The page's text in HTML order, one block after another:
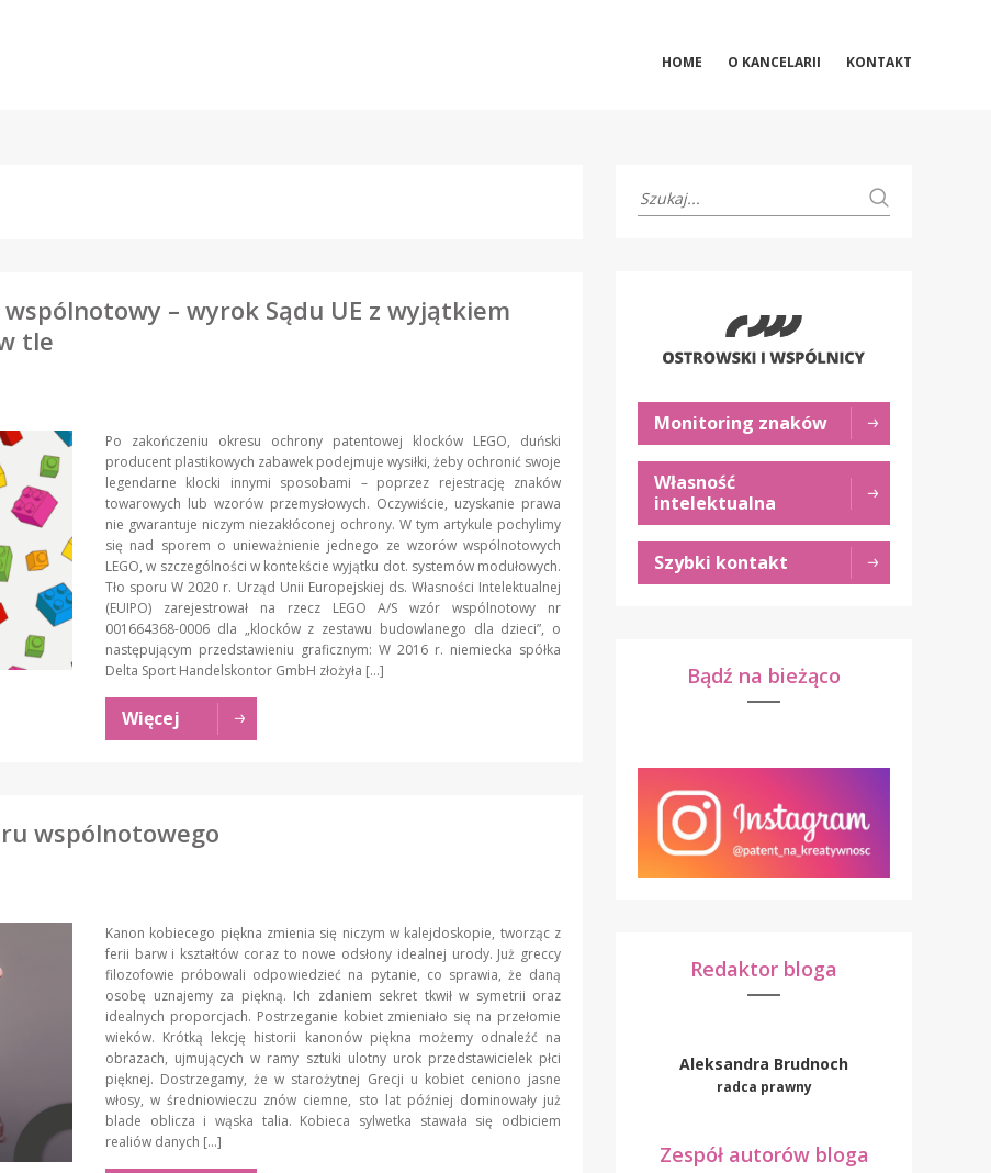
HOME O KANCELARII KONTAKT
– wyrok Sądu UE z wyjątkiem
tle
Po zakończeniu okresu ochrony patentowej klocków LEGO, duński
producent plastikowych zabawek podejmuje wysiłki, żeby ochronić swoje
legendarne klocki innymi sposobami – poprzez rejestrację znaków
towarowych lub wzorów przemysłowych. Oczywiście, uzyskanie prawa
nie gwarantuje niczym niezakłóconej ochrony. W tym artykule pochylimy
się nad sporem o unieważnienie jednego ze wzorów wspólnotowych
LEGO, w szczególności w kontekście wyjątku dot. systemów modułowych.
Tło sporu W 2020 r. Urząd Unii Europejskiej ds. Własności Intelektualnej
(EUIPO) zarejestrował na rzecz LEGO A/S wzór wspólnotowy nr
001664368-0006 dla „klocków z zestawu budowlanego dla dzieci”, o
następującym przedstawieniu graficznym: W 2016 r. niemiecka spółka
Delta Sport Handelskontor GmbH złożyła […]
Więcej
wspólnotowego
Kanon kobiecego piękna zmienia się niczym w kalejdoskopie, tworząc z
ferii barw i kształtów coraz to nowe odsłony idealnej urody. Już greccy
filozofowie próbowali odpowiedzieć na pytanie, co sprawia, że daną
osobę uznajemy za piękną. Ich zdaniem sekret tkwił w symetrii oraz
idealnych proporcjach. Postrzeganie kobiet zmieniało się na przełomie
wieków. Krótką lekcję historii kanonów piękna możemy odnaleźć na
obrazach, ujmujących w ramy sztuki ulotny urok przedstawicielek płci
pięknej. Dostrzegamy, że w starożytnej Grecji u kobiet ceniono jasne
włosy, w średniowieczu znów ciemne, sto lat później dominowały już
blade oblicza i wąska talia. Kobieca sylwetka stawała się odbiciem
realiów danych […]
Monitoring znaków
Własność
intelektualna
Szybki kontakt
Bądź na bieżąco
Redaktor bloga
Aleksandra Brudnoch
radca prawny
Zespół autorów bloga